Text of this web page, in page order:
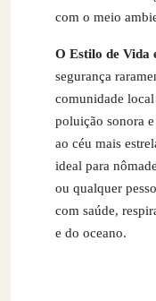
com o meio
O Estilo de Vida
segurança
comunidade
poluição sonora
ao céu mais
ideal para
ou qualquer
com saúde,
e do oceano.